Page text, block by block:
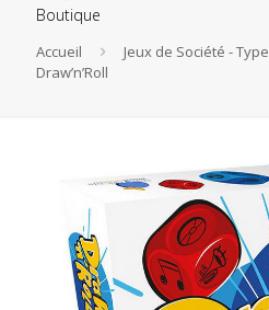
Boutique
Accueil Jeux de Société - Type
Draw’n’Roll